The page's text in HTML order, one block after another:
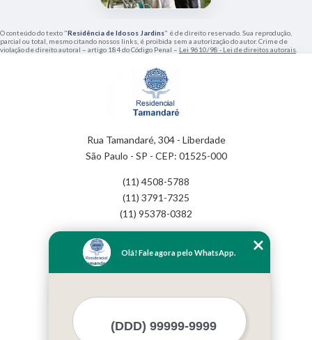
O conteúdo do texto "Residência de Idosos Jardins" é de direito reservado. Sua reprodução,
parcial ou total, mesmo citando nossos links, é proibida sem a autorização do autor. Crime de
violação de direito autoral – artigo 184 do Código Penal – Lei 9610/98 - Lei de direitos autorais
Rua Tamandaré, 304 - Liberdade
São Paulo - SP - CEP: 01525-000
(11) 4508-5788
(11) 3791-7325
(11) 95378-0382
Empresa
Missão
Mapa do site
Mais Serviços
Olá! Fale agora pelo WhatsApp.